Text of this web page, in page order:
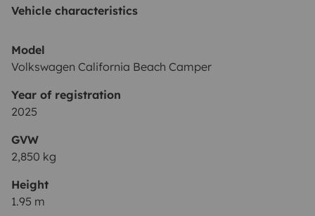
Vehicle characteristics
Model
Volkswagen California Beach Camper
Year of registration
2025
GVW
2,850 kg
Height
1.95 m